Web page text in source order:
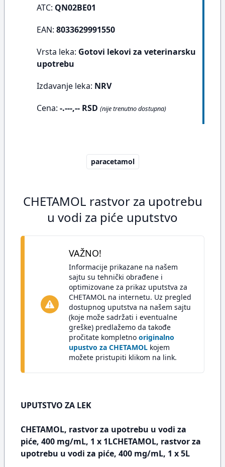
ATC: QN02BE01
EAN: 8033629991550
Vrsta leka: Gotovi lekovi za veterinarsku
upotrebu
Izdavanje leka: NRV
Cena: -.---,-- RSD (nije trenutno dostupna)
paracetamol
CHETAMOL rastvor za upotrebu
u vodi za piće uputstvo
VAŽNO!
Informacije prikazane na našem
sajtu su tehnički obrađene i
optimizovane za prikaz uputstva za
CHETAMOL na internetu. Uz pregled
dostupnog uputstva na našem sajtu
(koje može sadržati i eventualne
greške) predlažemo da takođe
pročitate kompletno originalno
upustvo za CHETAMOL kojem
možete pristupiti klikom na link.
UPUTSTVO ZA LEK
CHETAMOL, rastvor za upotrebu u vodi za
piće, 400 mg/mL, 1 x 1LCHETAMOL, rastvor za
upotrebu u vodi za piće, 400 mg/mL, 1 x 5L